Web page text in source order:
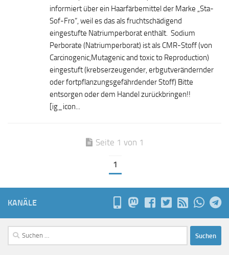
informiert über ein Haarfärbemittel der Marke „Sta-
Sof-Fro“, weil es das als fruchtschädigend
eingestufte Natriumperborat enthält. Sodium
Perborate (Natriumperborat) ist als CMR-Stoff (von
Carcinogenic,Mutagenic and toxic to Reproduction)
eingestuft (krebserzeugender, erbgutverändernder
oder fortpflanzungsgefährdender Stoff) Bitte
entsorgen oder dem Handel zurückbringen!!
[ig_icon...
Seite 1 von 1
1
KANÄLE
Suchen
nach: